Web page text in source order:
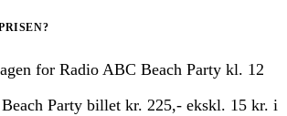
for Radio ABC Beach Party kl. 12
Party billet kr. 225,- ekskl. 15 kr. i